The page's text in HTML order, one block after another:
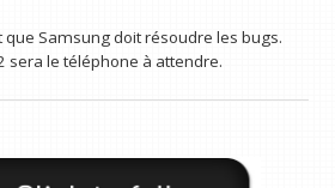
Samsung doit résoudre les bugs.
sera le téléphone à attendre.